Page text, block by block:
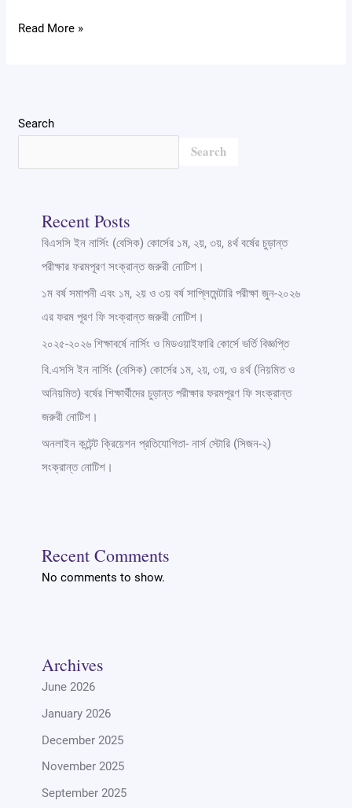
Read More »
Search
Search
Recent Posts
বিএসসি ইন নার্সিং (বেসিক) কোর্সের ১ম, ২য়, ৩য়, ৪র্থ বর্ষের চুড়ান্ত
পরীক্ষার ফরমপূরণ সংক্রান্ত জরুরী নোটিশ।
১ম বর্ষ সমাপনী এবং ১ম, ২য় ও ৩য় বর্ষ সাপ্লিমেন্টারি পরীক্ষা জুন-২০২৬
এর ফরম পূরণ ফি সংক্রান্ত জরুরী নোটিশ।
২০২৫-২০২৬ শিক্ষাবর্ষে নার্সিং ও মিডওয়াইফারি কোর্সে ভর্তি বিজ্ঞপ্তি
বি.এসসি ইন নার্সিং (বেসিক) কোর্সের ১ম, ২য়, ৩য়, ও ৪র্থ (নিয়মিত ও
অনিয়মিত) বর্ষের শিক্ষার্থীদের চুড়ান্ত পরীক্ষার ফরমপূরণ ফি সংক্রান্ত
জরুরী নোটিশ।
অনলাইন কন্টেন্ট ক্রিয়েশন প্রতিযোগিতা- নার্স স্টোরি (সিজন-২)
সংক্রান্ত নোটিশ।
Recent Comments
No comments to show.
Archives
June 2026
January 2026
December 2025
November 2025
September 2025